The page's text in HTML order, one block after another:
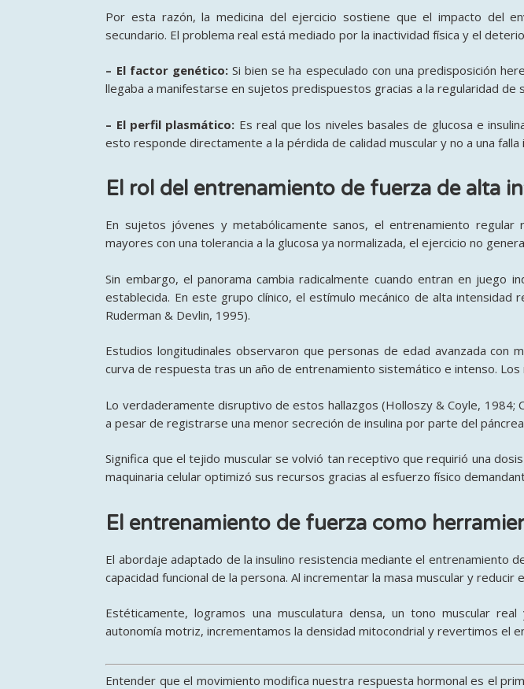
Por esta razón, la medicina del ejercicio sostiene que el impacto del
secundario. El problema real está mediado por la inactividad física y el
– El factor genético:Si bien se ha especulado con una predisposición
llegaba a manifestarse en sujetos predispuestos gracias a la regularidad
– El perfil plasmático: Es real que los niveles basales de glucosa e
esto responde directamente a la pérdida de calidad muscular y no a una
El rol del entrenamiento de fuerza de alta
En sujetos jóvenes y metabólicamente sanos, el entrenamiento regular
mayores con una tolerancia a la glucosa ya normalizada, el ejercicio no
Sin embargo, el panorama cambia radicalmente cuando entran en juego
establecida. En este grupo clínico, el estímulo mecánico de alta
Ruderman & Devlin, 1995).
Estudios longitudinales observaron que personas de edad avanzada con
curva de respuesta tras un año de entrenamiento sistemático e intenso.
Lo verdaderamente disruptivo de estos hallazgos (Holloszy & Coyle, 1984;
a pesar de registrarse una menor secreción de insulina por parte del
Significa que el tejido muscular se volvió tan receptivo que requirió una
maquinaria celular optimizó sus recursos gracias al esfuerzo físico
El entrenamiento de fuerza como
El abordaje adaptado de la insulino resistencia mediante el
capacidad funcional de la persona. Al incrementar la masa muscular y
Estéticamente, logramos una musculatura densa, un tono muscular
autonomía motriz, incrementamos la densidad mitocondrial y revertimos el
Entender que el movimiento modifica nuestra respuesta hormonal es el